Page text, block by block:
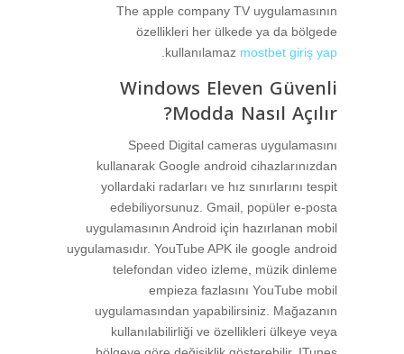
The apple company TV uygulamasının
özellikleri her ülkede ya da bölgede
kullanılamaz mostbet giriş yap
.
Windows Eleven Güvenli
Modda Nasıl Açılır?
Speed Digital cameras uygulamasını
kullanarak Google android cihazlarınızdan
yollardaki radarları ve hız sınırlarını tespit
edebiliyorsunuz. Gmail, popüler e-posta
uygulamasının Android için hazırlanan mobil
uygulamasıdır. YouTube APK ile google android
telefondan video izleme, müzik dinleme
empieza fazlasını YouTube mobil
uygulamasından yapabilirsiniz. Mağazanın
kullanılabilirliği ve özellikleri ülkeye veya